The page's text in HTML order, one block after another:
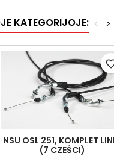
KATEGORIJOJE: >
<
NSU OSL 251, KOMPLET LINEK
(7 CZEŚCI)
favorite_border